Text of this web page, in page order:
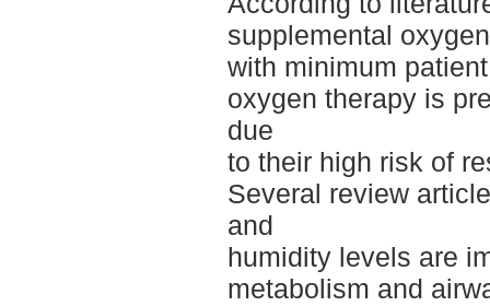
supplemental
with minimum
oxygen therapy is
due
to their high risk of
Several review
and
humidity levels are
metabolism and